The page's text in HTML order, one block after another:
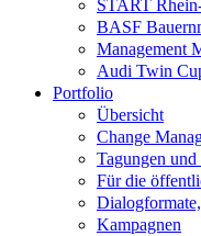
START
BASF
Management
Audi Twin
Portfolio
Übersicht
Change
Tagungen und
Für die
Kampagnen